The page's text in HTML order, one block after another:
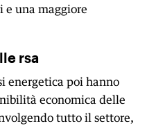
una maggiore
rsa
energetica poi hanno
economica delle
tutto il settore,